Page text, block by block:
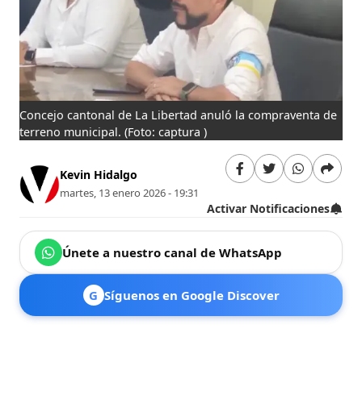
Concejo cantonal de La Libertad anuló la compraventa de
terreno municipal.(Foto: captura )
Kevin Hidalgo
martes, 13 enero 2026 - 19:31
Activar Notificaciones
Únete a nuestro canal de WhatsApp
G Síguenos en Google Discover